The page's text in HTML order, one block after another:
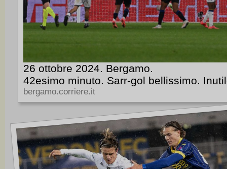
26 ottobre 2024. Bergamo.
42esimo minuto. Sarr-gol bellissimo.
bergamo.corriere.it